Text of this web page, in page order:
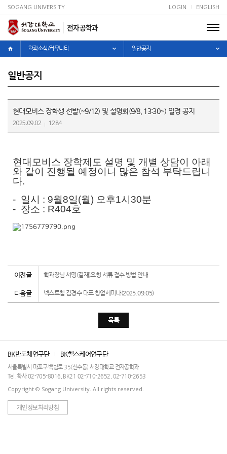
SOGANG UNIVERSITY LOGIN ENGLISH
전자공학과
학과소식/커뮤니티 일반공지
일반공지
현대모비스 장학생 선발(~9/12) 및 설명회(9/8, 13:30~) 일정 공지
2025.09.02 1284
현대모비스 장학제도 설명 및 개별 상담이 아래
와 같이 진행될 예정이니 많은 참석 부탁드립니
다.
- 일시 : 9월8일(월) 오후1시30분
- 장소 : R404호
이전글 학과장님 서명(결재)요청 서류 접수 방법 안내
다음글 넥스트칩 김경수 대표 창업세미나(2025.09.05)
목록
BK반도체연구단 BK헬스케어연구단
서울특별시 마포구 백범로 35(신수동) 서강대학교 전자공학과
Tel. 학사 02-705-8016, BK21 02-710-2652, 02-710-2653
Copyright © Sogang University. All rights reserved.
개인정보처리방침